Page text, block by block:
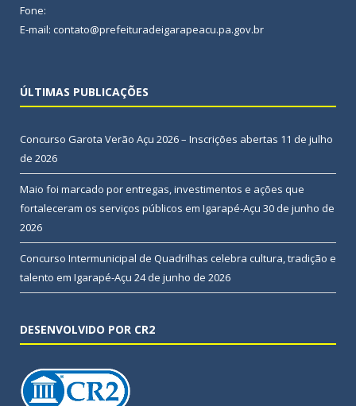
Fone:
E-mail: contato@prefeituradeigarapeacu.pa.gov.br
ÚLTIMAS PUBLICAÇÕES
Concurso Garota Verão Açu 2026 – Inscrições abertas 11 de julho
de 2026
Maio foi marcado por entregas, investimentos e ações que
fortaleceram os serviços públicos em Igarapé-Açu 30 de junho de
2026
Concurso Intermunicipal de Quadrilhas celebra cultura, tradição e
talento em Igarapé-Açu 24 de junho de 2026
DESENVOLVIDO POR CR2